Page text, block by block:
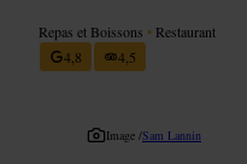
Repas et Boissons • Restaurant
4,8
4,5
Image /Sam Lannin